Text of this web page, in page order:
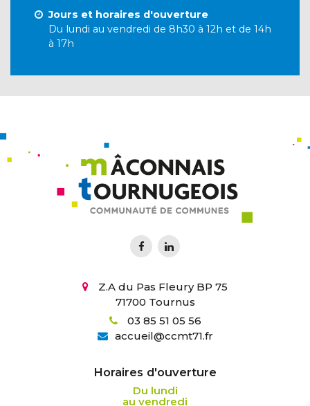
Jours et horaires d'ouverture
Du lundi au vendredi de 8h30 à 12h et de 14h
à 17h
Z.A du Pas Fleury BP 75
71700 Tournus
03 85 51 05 56
accueil@ccmt71.fr
Horaires d'ouverture
Du lundi
au vendredi